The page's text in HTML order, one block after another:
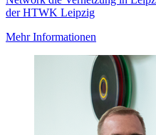
der HTWK Leipzig
Mehr Informationen